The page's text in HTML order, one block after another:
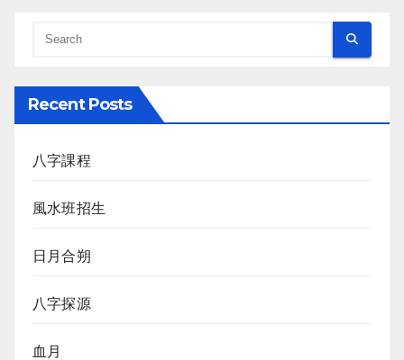
Recent Posts
八字課程
風水班招生
日月合朔
八字探源
血月